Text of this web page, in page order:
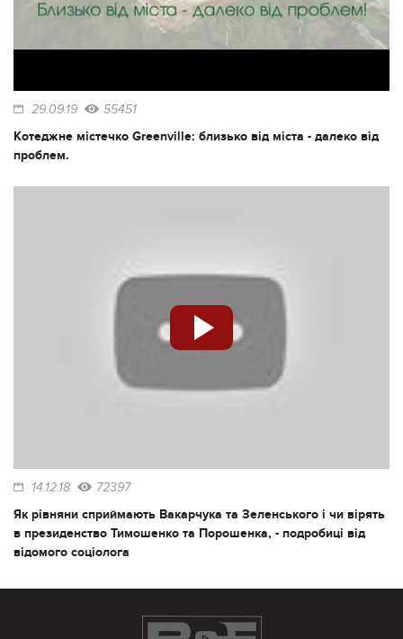
29.09.19 55451
Котеджне містечко Greenville: близько від міста - далеко від
проблем.
14.12.18 72397
Як рівняни сприймають Вакарчука та Зеленського і чи вірять
в президенство Тимошенко та Порошенка, - подробиці від
відомого соціолога